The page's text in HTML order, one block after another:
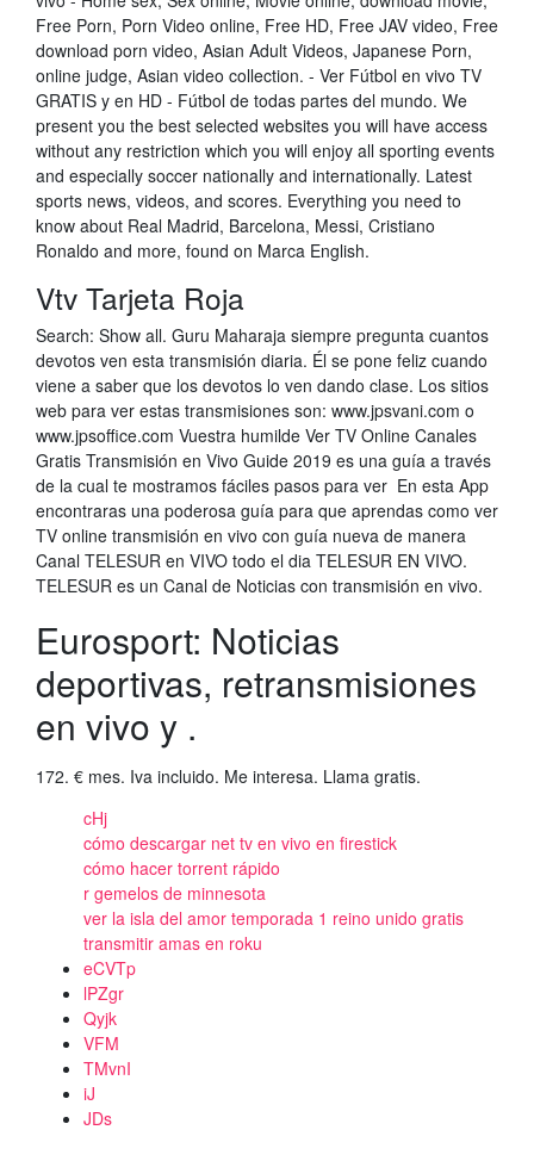
Free Porn, Porn Video online, Free HD, Free JAV video, Free
download porn video, Asian Adult Videos, Japanese Porn,
online judge, Asian video collection. - Ver Fútbol en vivo TV
GRATIS y en HD - Fútbol de todas partes del mundo. We
present you the best selected websites you will have access
without any restriction which you will enjoy all sporting events
and especially soccer nationally and internationally. Latest
sports news, videos, and scores. Everything you need to
know about Real Madrid, Barcelona, Messi, Cristiano
Ronaldo and more, found on Marca English.
Vtv Tarjeta Roja
Search: Show all. Guru Maharaja siempre pregunta cuantos
devotos ven esta transmisión diaria. Él se pone feliz cuando
viene a saber que los devotos lo ven dando clase. Los sitios
web para ver estas transmisiones son: www.jpsvani.com o
www.jpsoffice.com Vuestra humilde Ver TV Online Canales
Gratis Transmisión en Vivo Guide 2019 es una guía a través
de la cual te mostramos fáciles pasos para ver En esta App
encontraras una poderosa guía para que aprendas como ver
TV online transmisión en vivo con guía nueva de manera
Canal TELESUR en VIVO todo el dia TELESUR EN VIVO.
TELESUR es un Canal de Noticias con transmisión en vivo.
Eurosport: Noticias
deportivas, retransmisiones
en vivo y .
172. € mes. Iva incluido. Me interesa. Llama gratis.
cHj
cómo descargar net tv en vivo en firestick
cómo hacer torrent rápido
r gemelos de minnesota
ver la isla del amor temporada 1 reino unido gratis
transmitir amas en roku
eCVTp
lPZgr
Qyjk
VFM
TMvnI
iJ
JDs